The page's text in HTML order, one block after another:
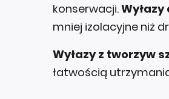
konserwacji.
mniej izolacyjne niż
Wyłazy z tworzyw
łatwością